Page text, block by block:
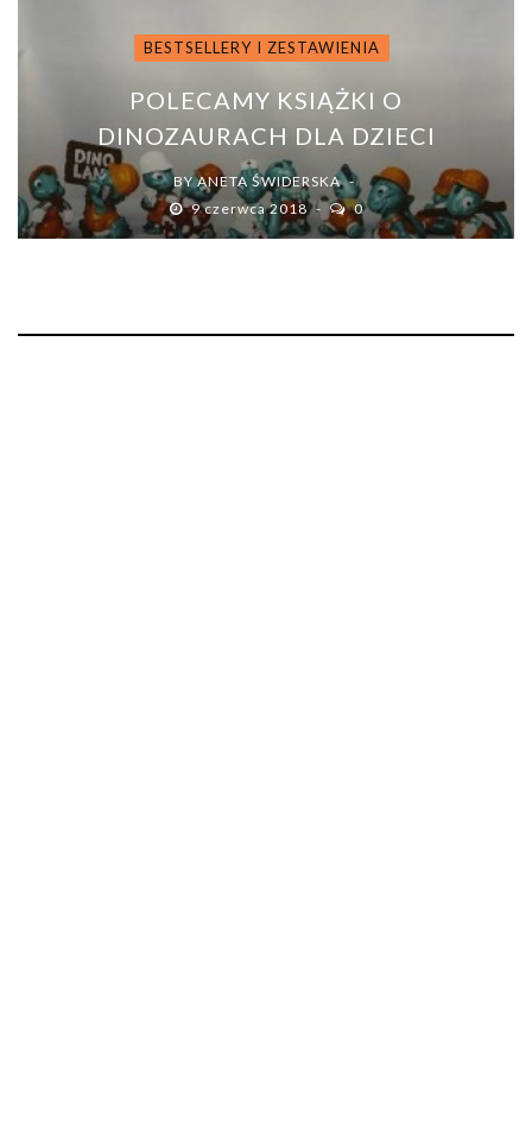
BESTSELLERY I ZESTAWIENIA
POLECAMY KSIĄŻKI O
DINOZAURACH DLA DZIECI
BYANETA ŚWIDERSKA
9 czerwca 2018
0